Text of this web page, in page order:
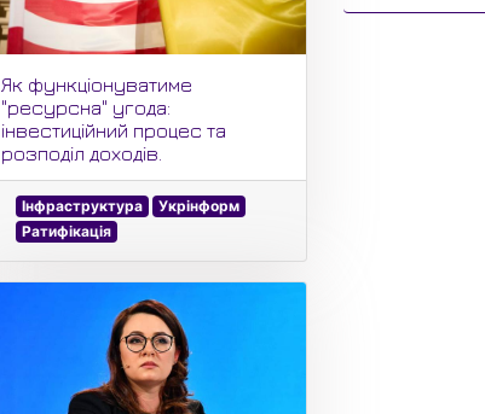
Як функціонуватиме
"ресурсна" угода:
інвестиційний процес та
розподіл доходів.
Інфраструктура
Укрінформ
Ратифікація